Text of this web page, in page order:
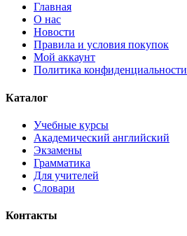
Главная
О нас
Новости
Правила и условия покупок
Мой аккаунт
Политика конфиденциальности
Каталог
Учебные курсы
Академический английский
Экзамены
Грамматика
Для учителей
Словари
Контакты